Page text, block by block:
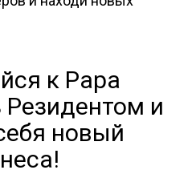
к Papa
Резидентом и
новый